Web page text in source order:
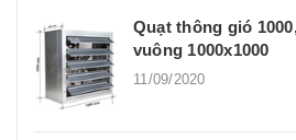
Quạt thông gió
vuông 1000x1000
11/09/2020